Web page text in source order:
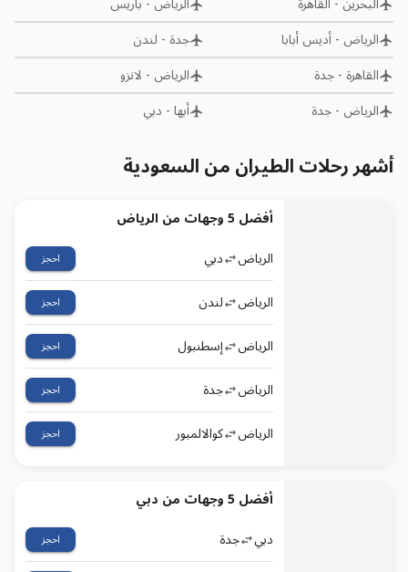
الرياض -أديس أبابا
القاهرة -جدة
الرياض -جدة
جدة - لندن
الرياض - لانزو
أبها- دبي
أشهر رحلات الطيران من السعودية
أفضل 5 وجهات من الرياض
الرياض دبي احجز
الرياض لندن احجز
الرياض إسطنبول احجز
الرياض جدة احجز
الرياض كوالالمبور احجز
أفضل 5 وجهات من دبي
دبي جدة احجز